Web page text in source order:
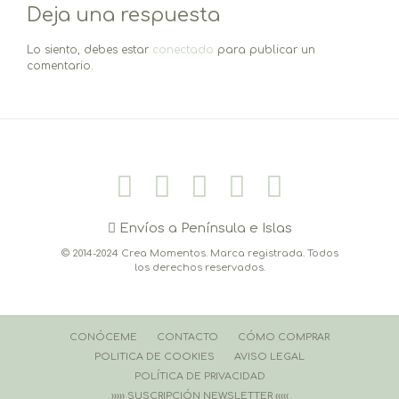
entradas
Deja una respuesta
Lo siento, debes estar conectado para publicar un
comentario.
Envíos a Península e Islas
© 2014-2024 Crea Momentos. Marca registrada. Todos
los derechos reservados.
CONÓCEME CONTACTO
CÓMO COMPRAR
POLITICA DE COOKIES
AVISO LEGAL
POLÍTICA DE PRIVACIDAD
››››› SUSCRIPCIÓN NEWSLETTER ‹‹‹‹‹